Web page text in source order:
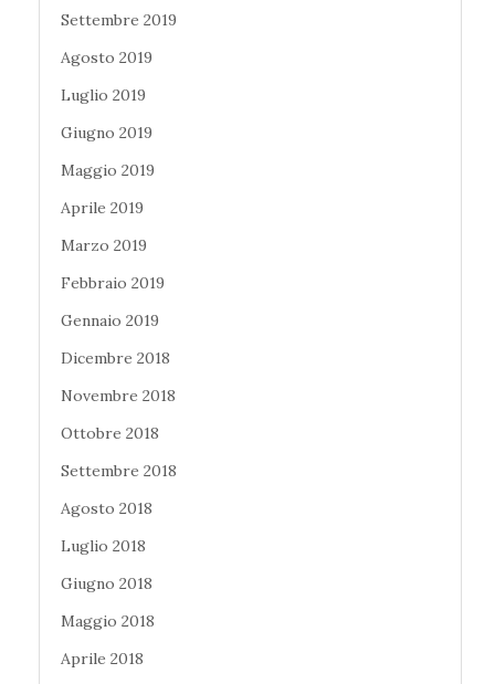
Settembre 2019
Agosto 2019
Luglio 2019
Giugno 2019
Maggio 2019
Aprile 2019
Marzo 2019
Febbraio 2019
Gennaio 2019
Dicembre 2018
Novembre 2018
Ottobre 2018
Settembre 2018
Agosto 2018
Luglio 2018
Giugno 2018
Maggio 2018
Aprile 2018